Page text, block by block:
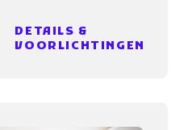
DETAILS &
VOORLICHTINGEN